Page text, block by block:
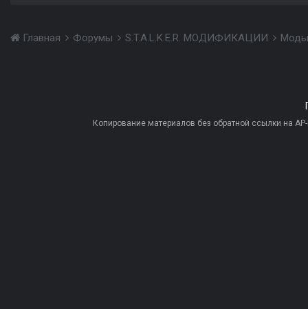
Главная Форумы S.T.A.L.K.E.R. МОДИФИКАЦИИ
Копирование материалов без обратной ссылки на